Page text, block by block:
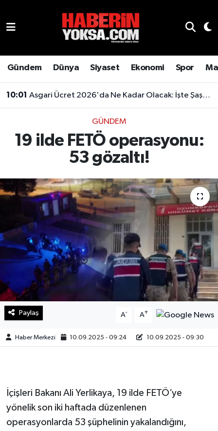
Gündem Dünya Siyaset Ekonomi Spor
10:01 Asgari Ücret 2026'da Ne Kadar Olacak: İşte Şaşırtan Rakam
GÜNDEM
19 ilde FETÖ operasyonu:
53 gözaltı!
Paylaş A- A+
Haber Merkezi 10.09.2025 - 09:24 10.09.2025 - 09:30
İçişleri Bakanı Ali Yerlikaya, 19 ilde FETÖ’ye
yönelik son iki haftada düzenlenen
operasyonlarda 53 şüphelinin yakalandığını,
Genel
Magazin
Otomobil
Sağlık
Teknoloji
Yaşam
Hava Durumu
Son Dakika Haberleri
Haber Arşivi